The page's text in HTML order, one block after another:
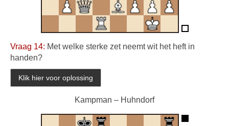
Vraag 14: Met welke sterke zet neemt wit het heft in
handen?
Kampman – Huhndorf